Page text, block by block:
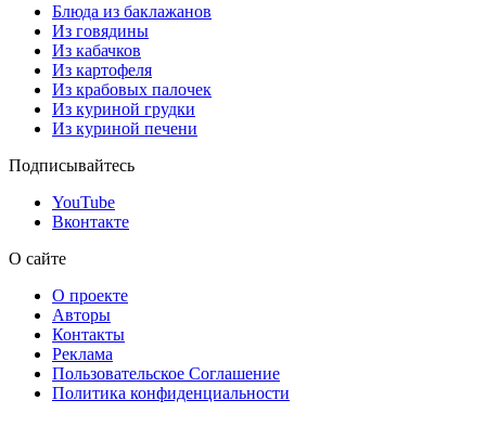
Блюда из баклажанов
Из говядины
Из кабачков
Из картофеля
Из крабовых палочек
Из куриной грудки
Из куриной печени
Подписывайтесь
YouTube
Вконтакте
О сайте
О проекте
Авторы
Контакты
Реклама
Пользовательское Соглашение
Политика конфиденциальности